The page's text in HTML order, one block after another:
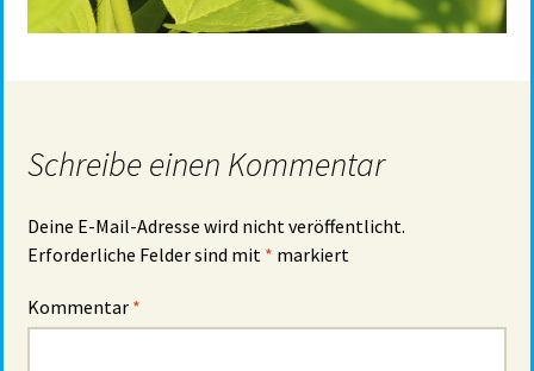
Schreibe einen Kommentar
Deine E-Mail-Adresse wird nicht veröffentlicht.
Erforderliche Felder sind mit * markiert
Kommentar *